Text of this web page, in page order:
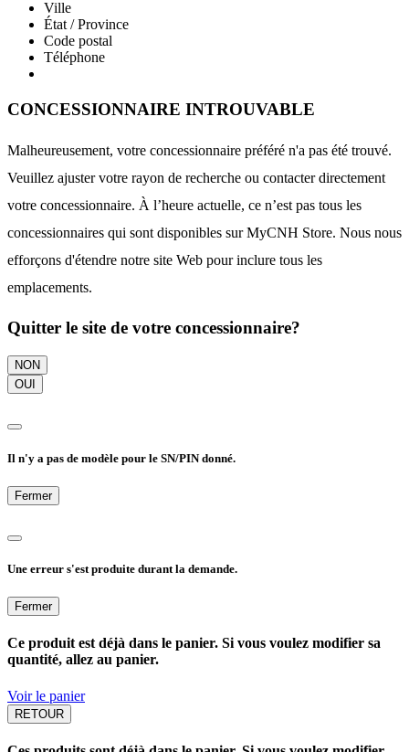
Ville
État / Province
Code postal
Téléphone
CONCESSIONNAIRE INTROUVABLE
Malheureusement, votre concessionnaire préféré n'a pas été trouvé.
Veuillez ajuster votre rayon de recherche ou contacter directement
votre concessionnaire. À l’heure actuelle, ce n’est pas tous les
concessionnaires qui sont disponibles sur MyCNH Store. Nous nous
efforçons d'étendre notre site Web pour inclure tous les
emplacements.
Quitter le site de votre concessionnaire?
NON
OUI
Il n'y a pas de modèle pour le SN/PIN donné.
Fermer
Une erreur s'est produite durant la demande.
Fermer
Ce produit est déjà dans le panier. Si vous voulez modifier sa
quantité, allez au panier.
Voir le panier
RETOUR